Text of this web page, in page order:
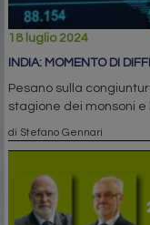
18 luglio 2024
INDIA: MOMENTO DI
Pesano sulla
stagione dei monsoni e
di Stefano Gennari